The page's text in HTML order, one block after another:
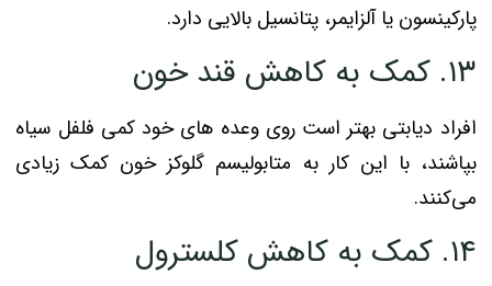
پارکینسون یا آلزایمر، پتانسیل بالایی دارد.
۱۳. کمک به کاهش قند خون
افراد دیابتی بهتر است روی وعده های خود کمی فلفل سیاه
بپاشند، با این کار به متابولیسم گلوکز خون کمک زیادی
می‌کنند.
۱۴. کمک به کاهش کلسترول